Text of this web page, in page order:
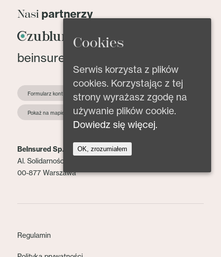
Nasi partnerzy
beinsured@beinsured.pl
Formularz kontaktowy
Pokaż na mapie
BeInsured Sp. z o.o.
Al. Solidarności 153 lok. 2
00-877 Warszawa
Regulamin
Cookies
Serwis korzysta z plików
cookies. Korzystając z tej
strony wyrażasz zgodę na
używanie plików cookie.
Dowiedz się więcej.
OK, zrozumiałem